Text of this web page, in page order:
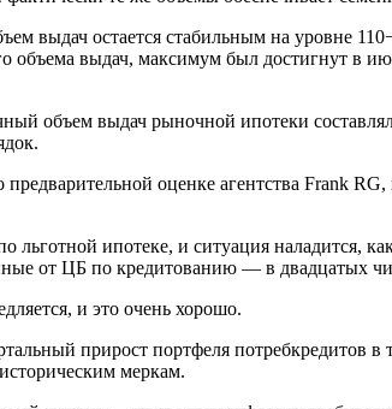
выдач остается стабильным на уровне
объема выдач, максимум был достигнут в
объем выдач рыночной ипотеки
оценке агентства Frank
ипотеке, и ситуация наладится,
от ЦБ по кредитованию — в двадцатых
и это очень хорошо.
прирост портфеля потребкредитов в
меркам.